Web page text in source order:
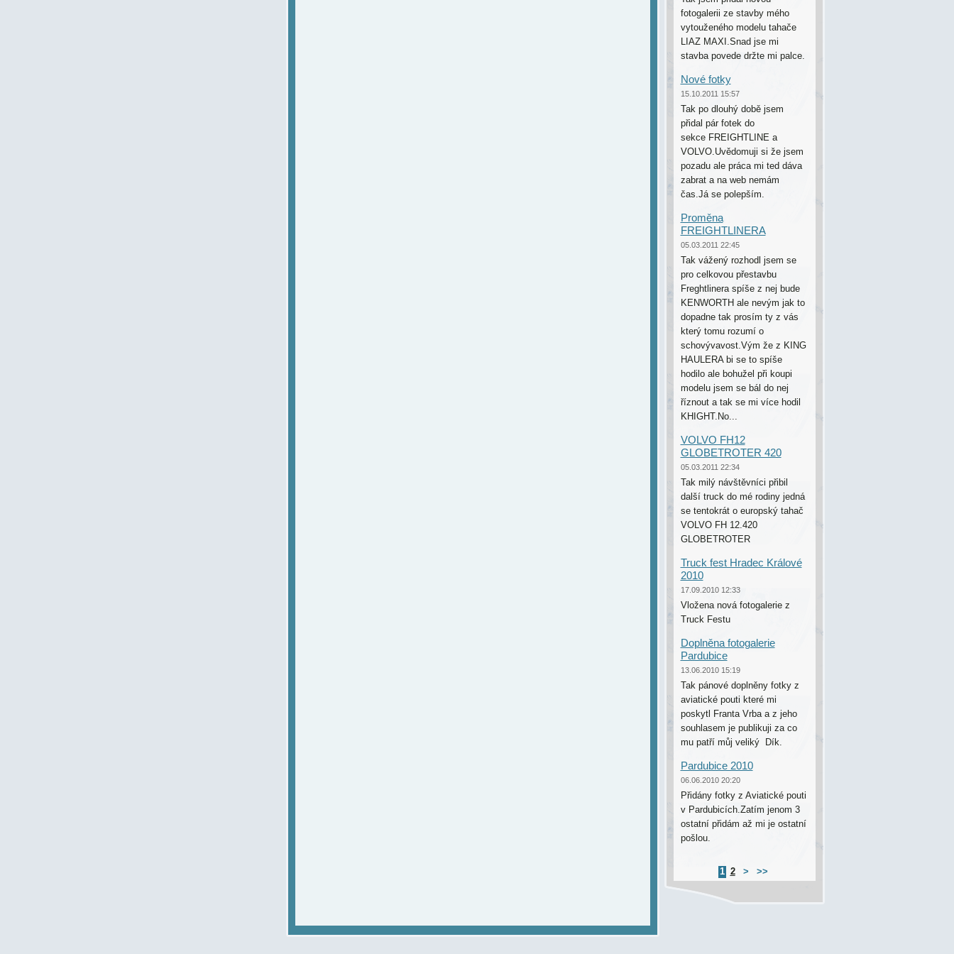
fotogalerii ze stavby mého
vytouženého modelu tahače
LIAZ MAXI.Snad jse mi
stavba povede držte mi palce.
Nové fotky
15.10.2011 15:57
Tak po dlouhý době jsem
přidal pár fotek do
sekce FREIGHTLINE a
VOLVO.Uvědomuji si že jsem
pozadu ale práca mi ted dáva
zabrat a na web nemám
čas.Já se polepším.
Proměna
FREIGHTLINERA
05.03.2011 22:45
Tak vážený rozhodl jsem se
pro celkovou přestavbu
Freghtlinera spíše z nej bude
KENWORTH ale nevým jak to
dopadne tak prosím ty z vás
který tomu rozumí o
schovývavost.Vým že z KING
HAULERA bi se to spíše
hodilo ale bohužel při koupi
modelu jsem se bál do nej
říznout a tak se mi více hodil
KHIGHT.No...
VOLVO FH12
GLOBETROTER 420
05.03.2011 22:34
Tak milý návštěvníci přibil
další truck do mé rodiny jedná
se tentokrát o europský tahač
VOLVO FH 12.420
GLOBETROTER
Truck fest Hradec Králové
2010
17.09.2010 12:33
Vložena nová fotogalerie z
Truck Festu
Doplněna fotogalerie
Pardubice
13.06.2010 15:19
Tak pánové doplněny fotky z
aviatické pouti které mi
poskytl Franta Vrba a z jeho
souhlasem je publikuji za co
mu patří můj veliký Dík.
Pardubice 2010
06.06.2010 20:20
Přidány fotky z Aviatické pouti
v Pardubicích.Zatím jenom 3
ostatní přidám až mi je ostatní
pošlou.
1 2 > >>